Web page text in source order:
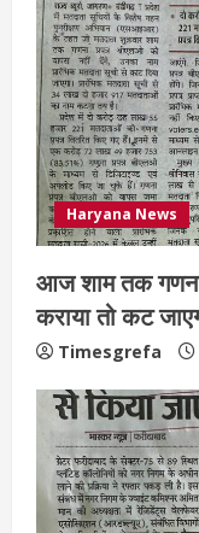
Haryana News
आज शाम तक
कराया तो कट
Timesgrefa